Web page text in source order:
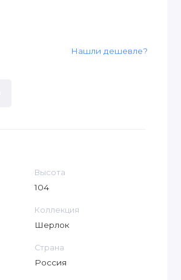
Нашли дешевле?
Высота
104
Коллекция
Шерлок
Страна
Россия